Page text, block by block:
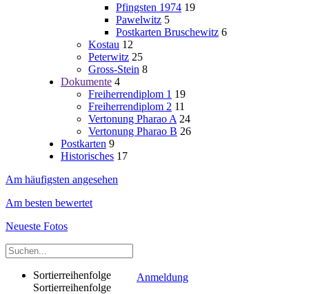
Pfingsten 1974 19
Pawelwitz 5
Postkarten Bruschewitz 6
Kostau 12
Peterwitz 25
Gross-Stein 8
Dokumente 4
Freiherrendiplom 1 19
Freiherrendiplom 2 11
Vertonung Pharao A 24
Vertonung Pharao B 26
Postkarten 9
Historisches 17
Am häufigsten angesehen
Am besten bewertet
Neueste Fotos
Anmeldung
Sortierreihenfolge
Sortierreihenfolge